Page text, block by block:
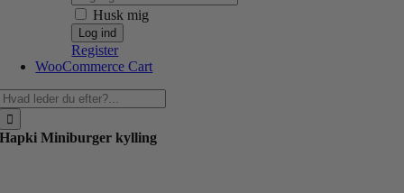
Husk mig
Register
WooCommerce Cart
Hapki Miniburger kylling